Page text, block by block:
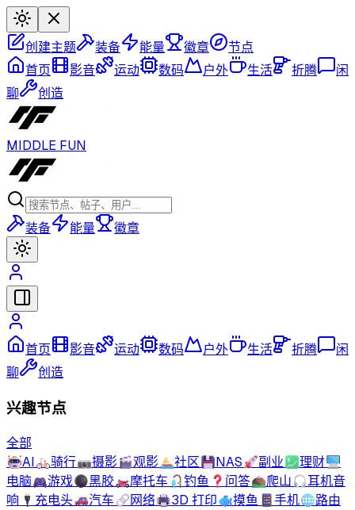
创建主题 装备 能量 徽章
节点
首页
影音 运动 数码 户外 生活 折腾
闲
聊
创造
MIDDLE FUN
装备 能量 徽章
首页 影音 运动 数码 户外 生活 折腾
闲
聊
创造
兴趣节点
全部
🤖AI🚲骑行📷摄影🎬观影⛵社区💾NAS🚀副业💹理财🖥️
电脑🎮游戏⚫黑胶🏍️摩托车 🎣钓鱼 ❓ 问答⛰️爬山🎧耳机音
响 🔌 充电头🚗汽车🔗网络🖨️3D 打印🐟摸鱼 📱手机🌐路由